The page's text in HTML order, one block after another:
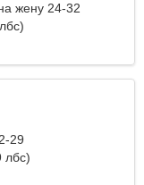
жену 24-32
29
лбс)